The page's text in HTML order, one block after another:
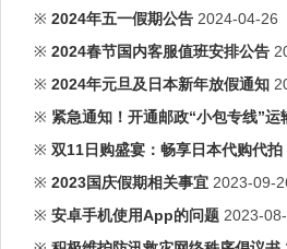
※ 2024年五一假期公告 2024-04-26
※ 2024春节国内客服值班安排公告
※ 2024年元旦及日本新年放假通知
※ 紧急通知！开通邮政“小包专线”运
※ 双11日购盛宴：畅享日本代购代
※ 2023国庆假期相关事宜 2023-09-
※ 安卓手机使用App的问题 2023-